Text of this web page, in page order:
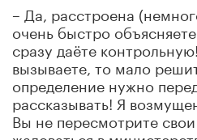
– Да, расстроена
очень быстро
сразу даёте
вызываете, то мало
определение нужно
рассказывать! Я
Вы не пересмотрите